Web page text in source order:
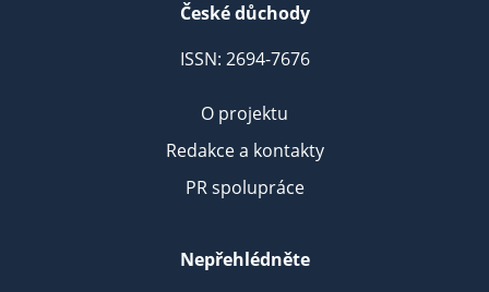
České důchody
ISSN: 2694-7676
O projektu
Redakce a kontakty
PR spolupráce
Nepřehlédněte